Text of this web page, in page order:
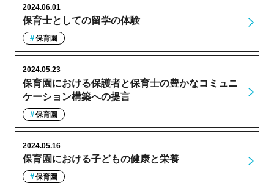
保育士としての留学の体験
2024.06.01
保育園
保育園における保護者と保育士の豊かなコミュニ
ケーション構築への提言
2024.05.23
保育園
保育園における子どもの健康と栄養
2024.05.16
保育園